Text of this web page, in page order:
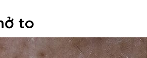
to